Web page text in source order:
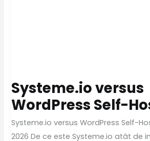
Systeme.io versus
WordPress Self-
Systeme.io versus WordPress Self-
2026 De ce este Systeme.io atât de